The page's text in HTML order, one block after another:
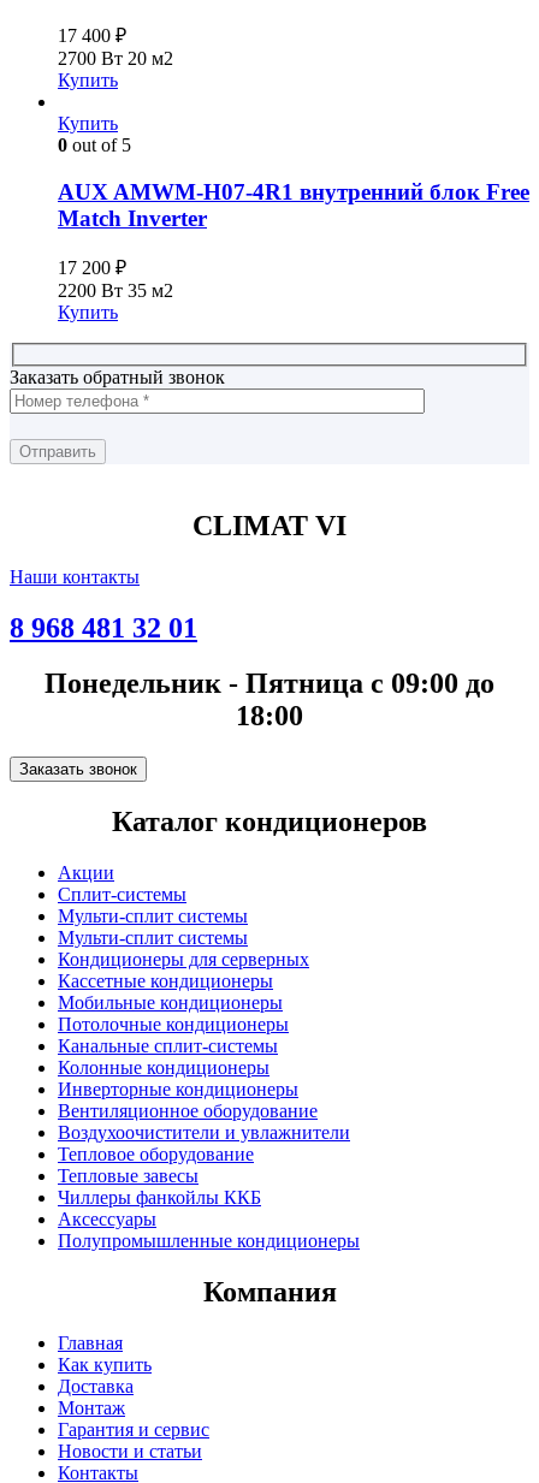
17 400 ₽
2700 Вт 20 м2
Купить
Купить
0 out of 5
AUX AMWM-H07-4R1 внутренний блок Free
Match Inverter
17 200 ₽
2200 Вт 35 м2
Купить
Заказать обратный звонок
CLIMAT VI
Наши контакты
8 968 481 32 01
Понедельник - Пятница с 09:00 до
18:00
Заказать звонок
Каталог кондиционеров
Акции
Сплит-системы
Мульти-сплит системы
Мульти-сплит системы
Кондиционеры для серверных
Кассетные кондиционеры
Мобильные кондиционеры
Потолочные кондиционеры
Канальные сплит-системы
Колонные кондиционеры
Инверторные кондиционеры
Вентиляционное оборудование
Воздухоочистители и увлажнители
Тепловое оборудование
Тепловые завесы
Чиллеры фанкойлы ККБ
Аксессуары
Полупромышленные кондиционеры
Компания
Главная
Как купить
Доставка
Монтаж
Гарантия и сервис
Новости и статьи
Контакты